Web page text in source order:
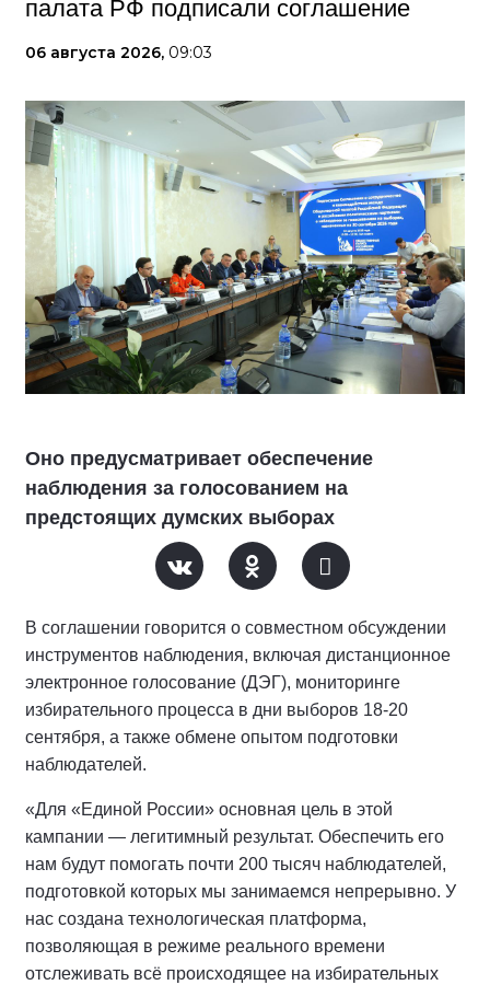
палата РФ подписали соглашение
06 августа 2026, 09:03
Оно предусматривает обеспечение
наблюдения за голосованием на
предстоящих думских выборах
В соглашении говорится о совместном обсуждении
инструментов наблюдения, включая дистанционное
электронное голосование (ДЭГ), мониторинге
избирательного процесса в дни выборов 18-20
сентября, а также обмене опытом подготовки
наблюдателей.
«Для «Единой России» основная цель в этой
кампании — легитимный результат. Обеспечить его
нам будут помогать почти 200 тысяч наблюдателей,
подготовкой которых мы занимаемся непрерывно. У
нас создана технологическая платформа,
позволяющая в режиме реального времени
отслеживать всё происходящее на избирательных